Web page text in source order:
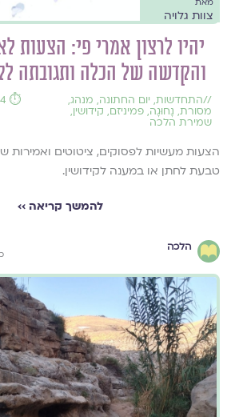
מאת
צוות גלויה
יהיו לרצון אמרי פי: הצעות
והקדשה של הכלה ותגובתה
//התחדשות, יום החתונה, מנהג,
מסורת, נָחוּגָה, פמיניזם, קידושין,
שמירת הלכה
⏱️ 4 דקות קריאה
הצעות מעשיות לפסוקים, ציטוטים ואמירות
טבעת לחתן או במענה לקידושין.
להמשך קריאה ››
הלכה